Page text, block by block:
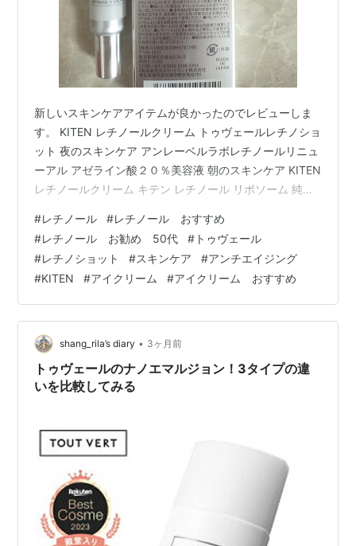
新しいスキンケアアイテムが良かったのでレビューしま
す。 KITEN レチノールクリーム トゥヴェールレチノショ
ット 夜のスキンケア アンレーベルラボレチノールリニュ
ーアル アゼライン酸２０％美容液 朝のスキンケア KITEN
レチノールクリーム キテン レチノール リポソーム 純粋
アイクリーム ハリ ツヤ 高濃度 保湿 無添加 日本製 20g
部分使い推奨なのでアイクリームとして使っています。
指に残ったものを頬やおでこにしわに伸ばしたりはしま
す これがすごくよかった！すぐに感じたのが塗って次の
日の朝、瞼のたるみがすっきり！ めっち…
#レチノール #レチノール おすすめ
#レチノール お勧め 50代 # トゥヴェール
#レチノショット #スキンケア #アンチエイジング
#KITEN #アイクリーム #アイクリーム おすすめ
shang_rila’s diary • 3ヶ月前
トゥヴェールのナノエマルジョン！3タイプの違
いを比較してみる